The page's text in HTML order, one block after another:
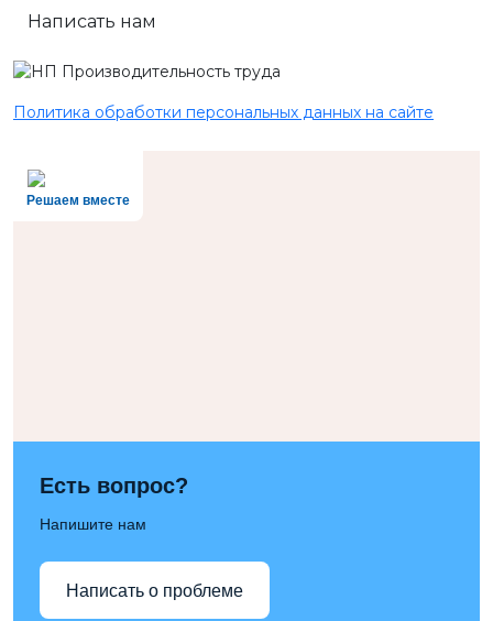
Написать нам
Политика обработки персональных данных на сайте
Решаем вместе
Есть вопрос?
Напишите нам
Написать о проблеме